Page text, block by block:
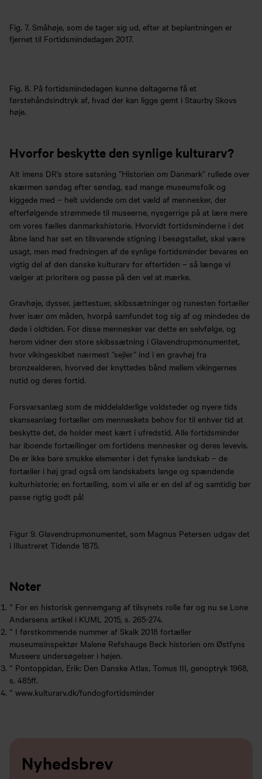
Fig. 7. Småhøje, som de tager sig ud, efter at beplantningen er
fjernet til Fortidsmindedagen 2017.
Fig. 8. På fortidsmindedagen kunne deltagerne få et
førstehåndsindtryk af, hvad der kan ligge gemt i Staurby Skovs
høje.
Hvorfor beskytte den synlige kulturarv?
Alt imens DR’s store satsning ”Historien om Danmark” rullede over
skærmen søndag efter søndag, sad mange museumsfolk og
kiggede med – helt uvidende om det væld af mennesker, der
efterfølgende strømmede til museerne, nysgerrige på at lære mere
om vores fælles danmarkshistorie. Hvorvidt fortidsminderne i det
åbne land har set en tilsvarende stigning i besøgstallet, skal være
usagt, men med fredningen af de synlige fortidsminder bevares en
vigtig del af den danske kulturarv for eftertiden – så længe vi
vælger at prioritere og passe på den vel at mærke.
Gravhøje, dysser, jættestuer, skibssætninger og runesten fortæller
hver især om måden, hvorpå samfundet tog sig af og mindedes de
døde i oldtiden. For disse mennesker var dette en selvfølge, og
herom vidner den store skibssætning i Glavendrupmonumentet,
hvor vikingeskibet nærmest ”sejler” ind i en gravhøj fra
bronzealderen, hvorved der knyttedes bånd mellem vikingernes
nutid og deres fortid.
Forsvarsanlæg som de middelalderlige voldsteder og nyere tids
skanseanlæg fortæller om menneskets behov for til enhver tid at
beskytte det, de holder mest kært i ufredstid. Alle fortidsminder
har iboende fortællinger om fortidens mennesker og deres levevis.
De er ikke bare smukke elementer i det fynske landskab – de
fortæller i høj grad også om landskabets lange og spændende
kulturhistorie; en fortælling, som vi alle er en del af og samtidig bør
passe rigtig godt på!
Figur 9. Glavendrupmonumentet, som Magnus Petersen udgav det
i Illustreret Tidende 1875.
Noter
^ For en historisk gennemgang af tilsynets rolle før og nu se Lone
Andersens artikel i KUML 2015, s. 265-274.
^ I førstkommende nummer af Skalk 2018 fortæller
museumsinspektør Malene Refshauge Beck historien om Østfyns
Museers undersøgelser i højen.
^ Pontoppidan, Erik: Den Danske Atlas, Tomus III, genoptryk 1968,
s. 485ff.
^ www.kulturarv.dk/fundogfortidsminder
Nyhedsbrev